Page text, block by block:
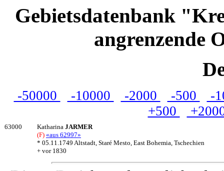
Gebietsdatenbank
angrenzende
-50000 -10000 -2000 -500
-
+500
63000 Katharina JARMER
(F) «aus 62997»
* 05.11.1749 Altstadt, Staré Mesto, East Bohemia, Tschechien
+ vor 1830